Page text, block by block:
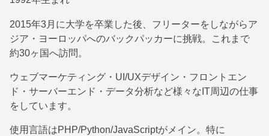
2015年3月に大学を卒業した後、フリーターをしながらア
ジア・ヨーロッパへのバックパッカーに挑戦。これまで
約30ヶ国へ訪問。
ウェブマーケティング・UI/UXデザイン・フロントエン
ド・サーバーエンド・データ分析など様々なIT周辺の仕事
をしています。
使用言語はPHP/Python/JavaScriptがメイン。特に